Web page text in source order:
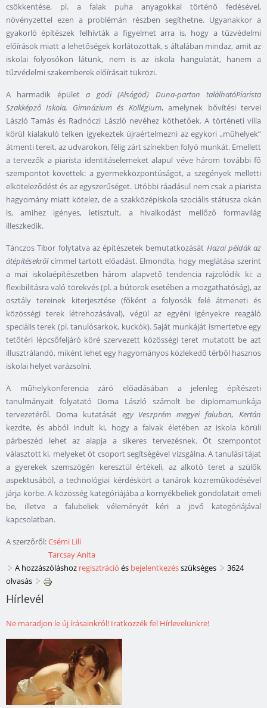
csökkentése, pl. a falak puha anyagokkal történő fedésével,
növényzettel ezen a problémán részben segíthetne. Ugyanakkor a
gyakorló építészek felhívták a figyelmet arra is, hogy a tűzvédelmi
előírások miatt a lehetőségek korlátozottak, s általában mindaz, amit az
iskolai folyosókon látunk, nem is az iskola hangulatát, hanem a
tűzvédelmi szakemberek előírásait tükrözi.
A harmadik épületa gödi (Alsógöd) Duna-parton találhatóPiarista
Szakképző Iskola, Gimnázium és Kollégium, amelynek bővítési tervei
László Tamás és Radnóczi László nevéhez köthetőek. A történeti villa
körül kialakuló telken igyekeztek újraértelmezni az egykori „műhelyek”
átmenti tereit, az udvarokon, félig zárt színekben folyó munkát. Emellett
a tervezők a piarista identitáselemeket alapul véve három további fő
szempontot követtek: a gyermekközpontúságot, a szegények melletti
elköteleződést és az egyszerűséget. Utóbbi ráadásul nem csak a piarista
hagyomány miatt kötelez, de a szakközépiskola szociális státusza okán
is, amihez igényes, letisztult, a hivalkodást mellőző formavilág
illeszkedik.
Tánczos Tibor folytatva az építészetek bemutatkozását Hazai példák az
átépítésekrőlcímmel tartott előadást. Elmondta, hogy meglátása szerint
a mai iskolaépítészetben három alapvető tendencia rajzolódik ki: a
flexibilitásra való törekvés (pl. a bútorok esetében a mozgathatóság), az
osztály tereinek kiterjesztése (főként a folyosók felé átmeneti és
közösségi terek létrehozásával), végül az egyéni igényekre reagáló
speciális terek (pl. tanulósarkok, kuckók). Saját munkáját ismertetve egy
tetőtéri lépcsőfeljáró köré szervezett közösségi teret mutatott be azt
illusztrálandó, miként lehet egy hagyományos közlekedő térből hasznos
iskolai helyet varázsolni.
A műhelykonferencia záró előadásában a jelenleg építészeti
tanulmányait folyatató Doma László számolt be diplomamunkája
tervezetéről. Doma kutatását egy Veszprém megyei faluban, Kertán
kezdte, és abból indult ki, hogy a falvak életében az iskola körüli
párbeszéd lehet az alapja a sikeres tervezésnek. Öt szempontot
választott ki, melyeket öt csoport segítségével vizsgálna. A tanulási tájat
a gyerekek szemszögén keresztül értékeli, az alkotó teret a szülők
aspektusából, a technológiai kérdéskört a tanárok közreműködésével
járja körbe. A közösség kategóriájába a környékbeliek gondolatait emeli
be, illetve a falubeliek véleményét kéri a jövő kategóriájával
kapcsolatban.
A szerzőről:Csémi Lili
Tarcsay Anita
A hozzászóláshoz regisztráció és bejelentkezésszükséges
3624
olvasás
Hírlevél
Ne maradjon le új írásainkról! Iratkozzék fel Hírlevelünkre!